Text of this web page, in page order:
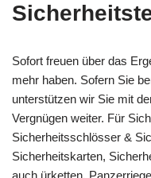
Sofort freuen über das
mehr haben. Sofern Sie
unterstützen wir Sie mit
Vergnügen weiter. Für
Sicherheitsschlösser &
Sicherheitskarten,